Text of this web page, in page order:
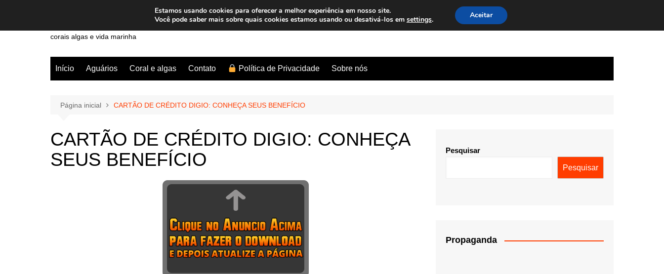
o
corais algas e vida marinha
Início Aguários Coral e algas Contato Política de Privacidade Sobre nós
Página inicial CARTÃO DE CRÉDITO DIGIO: CONHEÇA SEUS BENEFÍCIO
CARTÃO DE CRÉDITO DIGIO: CONHEÇA
SEUS BENEFÍCIO
Pesquisar
Pesquisar
Propaganda
Estamos usando cookies para oferecer a melhor experiência em nosso site.
Você pode saber mais sobre quais cookies estamos usando ou desativá-los em settings. Aceitar